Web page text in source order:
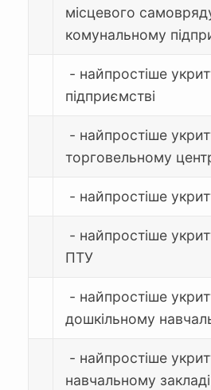
місцевого
комунальному
- найпростіше
підприємстві
- найпростіше
торговельному
- найпростіше
- найпростіше
ПТУ
- найпростіше
дошкільному
- найпростіше
навчальному